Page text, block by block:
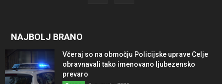
NAJBOLJ BRANO
Včeraj so na območju Policijske uprave Celje
obravnavali tako imenovano ljubezensko
prevaro